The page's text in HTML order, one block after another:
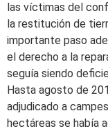
las víctimas del
la restitución de
importante paso
el derecho a la
seguía siendo
Hasta agosto de
adjudicado a
hectáreas se había